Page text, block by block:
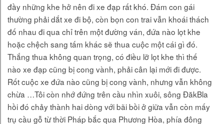
đầy những khe hở nên đi xe đạp rất khó. Đám con gái
thường phải dắt xe đi bộ, còn bọn con trai vẫn khoái thách
đố nhau đi qua chỉ trên một đường ván, đứa nào lọt khe
hoặc chệch sang tấm khác sẽ thua cuộc một cái gì đó.
Thắng thua không quan trọng, có điều lỡ lọt khe thì thế
nào xe đạp cũng bị cong vành, phải cân lại mới đi được.
Rốt cuộc xe đứa nào cũng bị cong vành, nhưng vẫn không
chừa …Tôi còn nhớ đứng trên cầu nhìn xuôi, sông ĐăkBla
hồi đó chảy thành hai dòng với bãi bồi ở giữa vẫn còn mấy
trụ cầu gỗ từ thời Pháp bắc qua Phương Hòa, phía đông